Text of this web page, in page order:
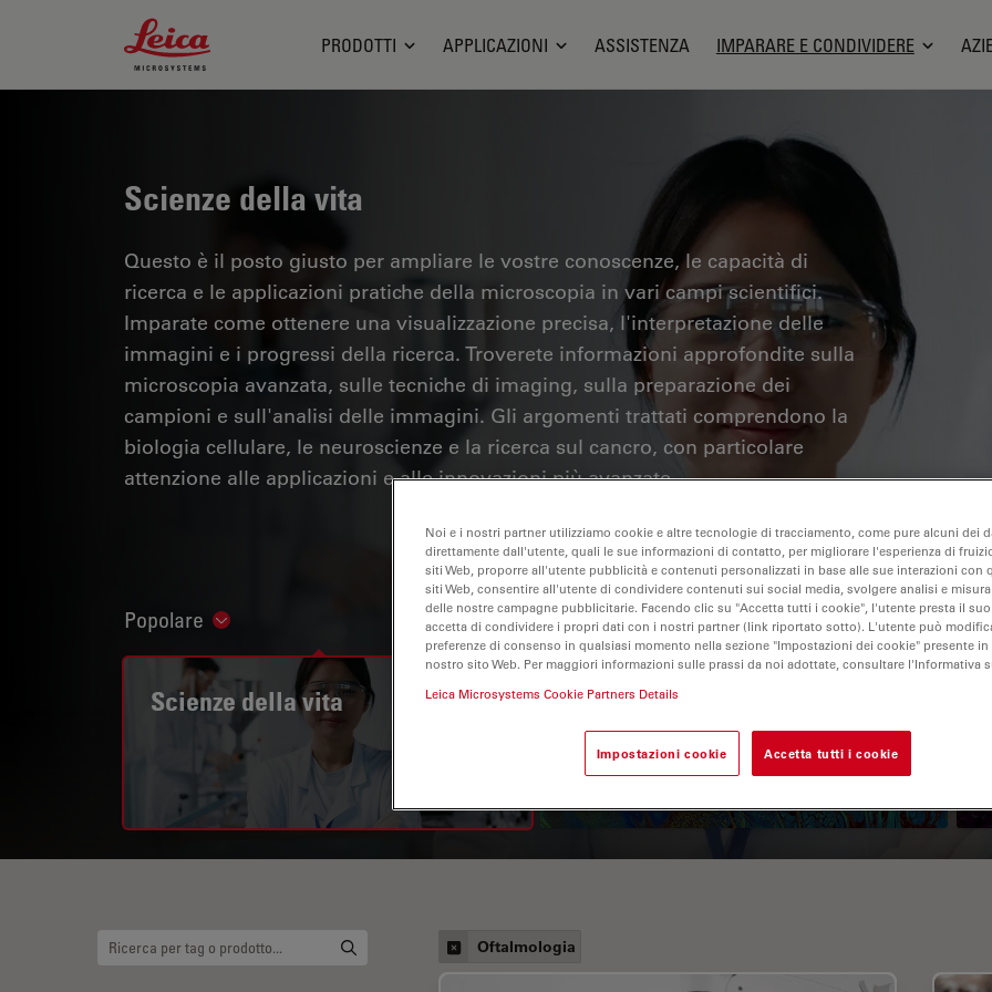
Leica Microsystems Logo
PRODOTTI APPLICAZIONI ASSISTENZA IMPARARE E CONDIVIDERE
Scienze della vita
Questo è il posto giusto per ampliare le vostre conoscenze, le capacità di
ricerca e le applicazioni pratiche della microscopia in vari campi scientifici.
Imparate come ottenere una visualizzazione precisa, l'interpretazione delle
immagini e i progressi della ricerca. Troverete informazioni approfondite sulla
microscopia avanzata, sulle tecniche di imaging, sulla preparazione dei
campioni e sull'analisi delle immagini. Gli argomenti trattati comprendono la
biologia cellulare, le neuroscienze e la ricerca sul cancro, con particolare
attenzione alle applicazioni e alle innovazioni più avanzate.
Popolare Show subnavigation
Scienze della vita
A Guide to Fluorescence
Lifetime Imaging Microscopy
(FLIM)
Oftalmologia
Noi e i nostri partner utilizziamo cookie e altre tecnologie di tracciamento, come pure alcuni dei
direttamente dall'utente, quali le sue informazioni di contatto, per migliorare l'esperienza di
siti Web, proporre all'utente pubblicità e contenuti personalizzati in base alle sue interazioni con
siti Web, consentire all'utente di condividere contenuti sui social media, svolgere analisi e
delle nostre campagne pubblicitarie. Facendo clic su "Accetta tutti i cookie", l'utente presta il
accetta di condividere i propri dati con i nostri partner (link riportato sotto). L'utente può
preferenze di consenso in qualsiasi momento nella sezione "Impostazioni dei cookie" presente
nostro sito Web. Per maggiori informazioni sulle prassi da noi adottate, consultare l'Informativa
Leica Microsystems Cookie Partners Details
Impostazioni cookie Accetta tutti i cookie